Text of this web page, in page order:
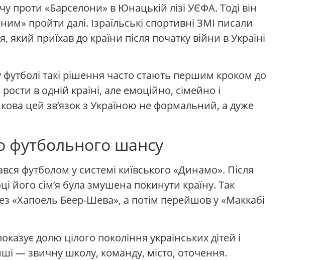
проти «Барселони» в Юнацькій лізі УЄФА. Тоді він
пройти далі. Ізраїльські спортивні ЗМІ писали
приїхав до країни після початку війни в Україні
такі рішення часто стають першим кроком до
в одній країні, але емоційно, сімейно і
цей зв’язок з Україною не формальний, а дуже
футбольного шансу
футболом у системі київського «Динамо». Після
його сім’я була змушена покинути країну. Так
«Хапоель Беер-Шева», а потім перейшов у «Маккабі
долю цілого покоління українських дітей і
— звичну школу, команду, місто, оточення.